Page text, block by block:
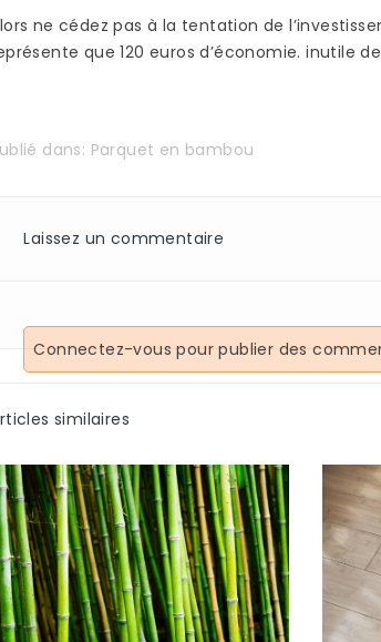
ne cédez pas à la tentation de
que 120 euros d’économie. inutile
dans: Parquet en bambou
Laissez un commentaire
Connectez-vous pour publier des
similaires